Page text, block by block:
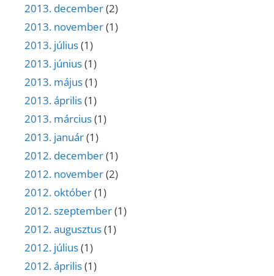
2013. december(2)
2013. november(1)
2013. július(1)
2013. június(1)
2013. május(1)
2013. április(1)
2013. március(1)
2013. január(1)
2012. december(1)
2012. november(2)
2012. október(1)
2012. szeptember(1)
2012. augusztus(1)
2012. július(1)
2012. április(1)